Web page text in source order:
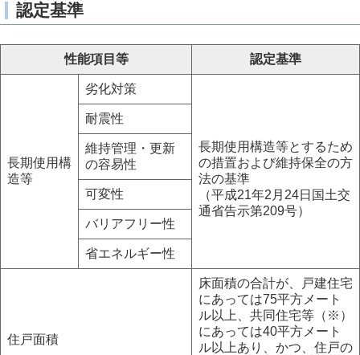
認定基準
性能項目等 認定基準
長期使用構
造等
劣化対策
長期使用構造等とするため
の措置および維持保全の方
法の基準
（平成21年2月24日国土交
通省告示第209号）
耐震性
維持管理・更新
の容易性
可変性
バリアフリー性
省エネルギー性
住戸面積
床面積の合計が、戸建住宅
にあっては75平方メート
ル以上、共同住宅等（※）
にあっては40平方メート
ル以上あり、かつ、住戸の